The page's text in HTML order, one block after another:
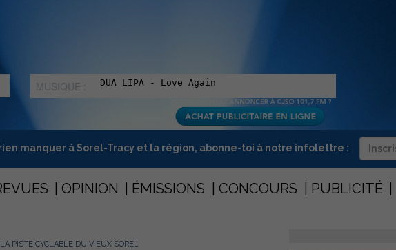
MUSIQUE :
manquer à Sorel-Tracy et la région, abonne-toi à notre infolettre :
OPINION ÉMISSIONS CONCOURS PUBLICITÉ
PISTE CYCLABLE DU VIEUX SOREL